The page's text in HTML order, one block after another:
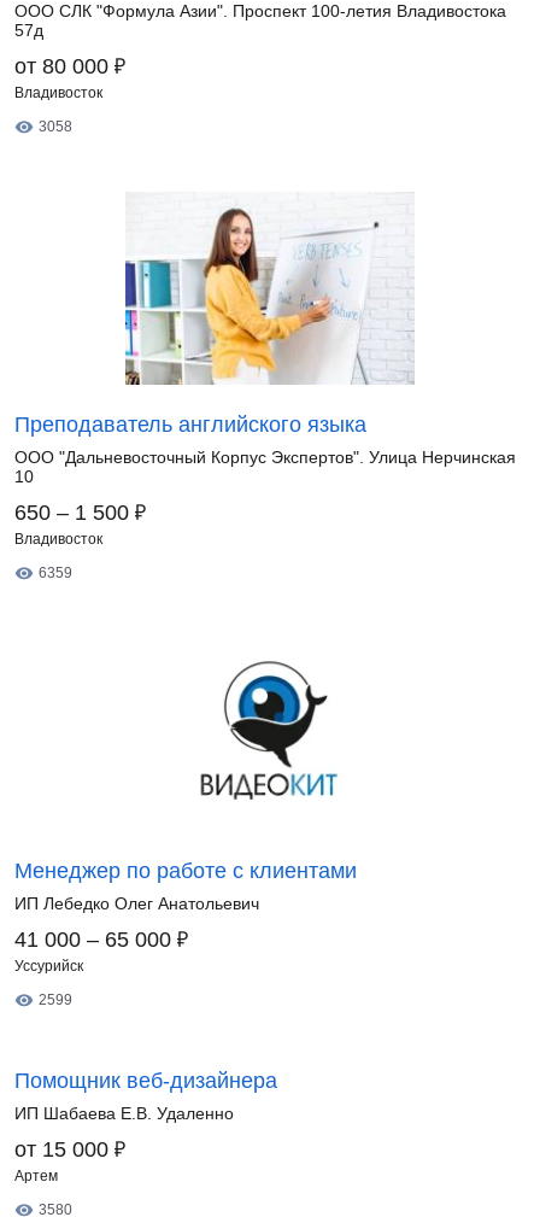
ООО СЛК "Формула Азии". Проспект 100-летия Владивостока
57д
от 80 000 ₽
Владивосток
3058
Преподаватель английского языка
ООО "Дальневосточный Корпус Экспертов". Улица Нерчинская
10
650 – 1 500 ₽
Владивосток
6359
Менеджер по работе с клиентами
ИП Лебедко Олег Анатольевич
41 000 – 65 000 ₽
Уссурийск
2599
Помощник веб-дизайнера
ИП Шабаева Е.В. Удаленно
от 15 000 ₽
Артем
3580